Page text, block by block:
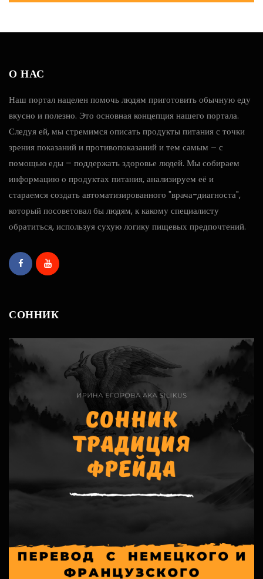
О НАС
Наш портал нацелен помочь людям приготовить обычную еду
вкусно и полезно. Это основная концепция нашего портала.
Следуя ей, мы стремимся описать продукты питания с точки
зрения показаний и противопоказаний и тем самым – с
помощью еды – поддержать здоровье людей. Мы собираем
информацию о продуктах питания, анализируем её и
стараемся создать автоматизированного "врача-диагноста",
который посоветовал бы людям, к какому специалисту
обратиться, используя сухую логику пищевых предпочтений.
СОННИК